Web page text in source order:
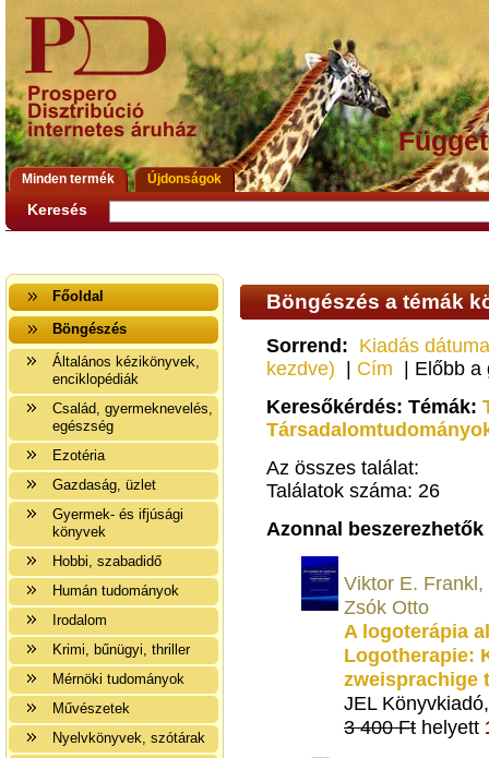
Minden termék Újdonságok
Keresés
Főoldal
Böngészés
Általános kézikönyvek,
enciklopédiák
Család, gyermeknevelés,
egészség
Ezotéria
Gazdaság, üzlet
Gyermek- és ifjúsági
könyvek
Hobbi, szabadidő
Humán tudományok
Irodalom
Krimi, bűnügyi, thriller
Mérnöki tudományok
Művészetek
Nyelvkönyvek, szótárak
Böngészés a témák
Sorrend: Kiadás
kezdve)
Cím | Előbb
Keresőkérdés: Témák:
Az összes találat:
Találatok száma: 26
Azonnal beszerezhetők
Viktor E.
Zsók Otto
A logoterápia
Logotherapie:
zweisprachige
JEL
3 400 Ft helyett